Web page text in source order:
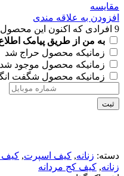
مقايسه
افزودن به علاقه مندی
9 افرادی که اکنون این
به من از طریق پیامک
زمانیکه محصول حراج شد
زمانیکه محصول موجود شد
زمانیکه محصول شگفت
ثبت
دسته: زنانه, کیف اسپرت, کیف
زنانه, کیف کج مردانه